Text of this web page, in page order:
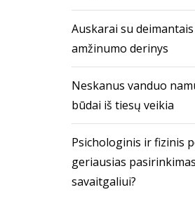
Auskarai su
amžinumo derinys
Neskanus vanduo
būdai iš tiesų veikia
Psichologinis ir fizinis
geriausias
savaitgaliui?